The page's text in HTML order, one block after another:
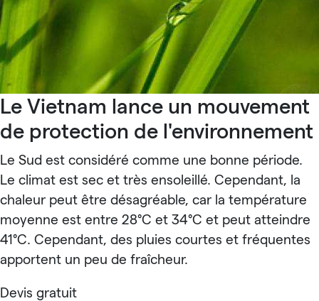
Le Vietnam lance un mouvement
de protection de l'environnement
Le Sud est considéré comme une bonne période.
Le climat est sec et très ensoleillé. Cependant, la
chaleur peut être désagréable, car la température
moyenne est entre 28°C et 34°C et peut atteindre
41°C. Cependant, des pluies courtes et fréquentes
apportent un peu de fraîcheur.
Devis gratuit